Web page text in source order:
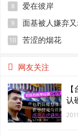
8 爱在彼岸
9 面基被人嫌弃
10 苦涩的烟花
网友关注
认